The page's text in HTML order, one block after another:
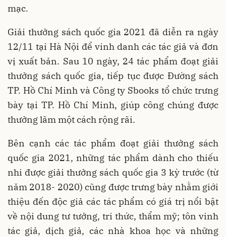
mạc.
Giải thưởng sách quốc gia 2021 đã diễn ra ngày
12/11 tại Hà Nội để vinh danh các tác giả và đơn
vị xuất bản. Sau 10 ngày, 24 tác phẩm đoạt giải
thưởng sách quốc gia, tiếp tục được Đường sách
TP. Hồ Chí Minh và Công ty Sbooks tổ chức trưng
bày tại TP. Hồ Chí Minh, giúp công chúng được
thưởng lãm một cách rộng rãi.
Bên cạnh các tác phẩm đoạt giải thưởng sách
quốc gia 2021, những tác phẩm dành cho thiếu
nhi được giải thưởng sách quốc gia 3 kỳ trước (từ
năm 2018- 2020) cũng được trưng bày nhằm giới
thiệu đến độc giả các tác phẩm có giá trị nổi bật
về nội dung tư tưởng, tri thức, thẩm mỹ; tôn vinh
tác giả, dịch giả, các nhà khoa học và những